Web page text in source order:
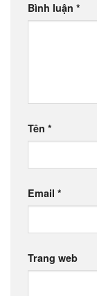
Bình luận *
Tên *
Email *
Trang web